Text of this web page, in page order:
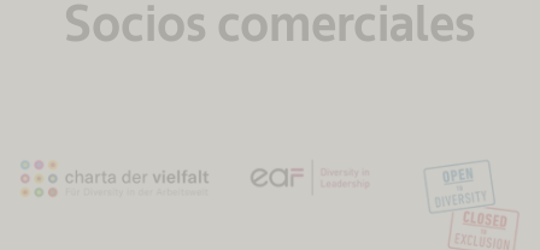
Socios comerciales